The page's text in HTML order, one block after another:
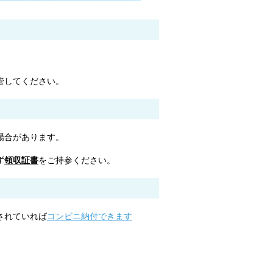
てください。
があります。
領収証書をご持参ください。
れていればコンビニ納付できます